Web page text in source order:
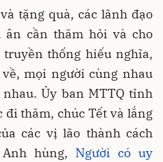
tặng quà, các lãnh đạo
ân cần thăm hỏi và cho
thống hiếu nghĩa,
mọi người cùng nhau
Ủy ban MTTQ tỉnh
thăm, chúc Tết và lắng
các vị lão thành cách
hùng, Người có uy